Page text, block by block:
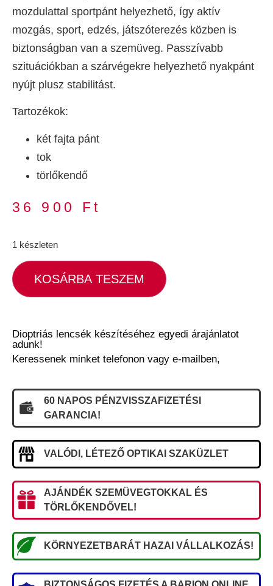
mozdulattal sportpánt helyezhető, így aktív
mozgás, sport, edzés, játszóterezés közben is
biztonságban van a szemüveg. Passzívabb
szituációkban a szárvégekre helyezhető nyakpánt
nyújt plusz stabilitást.
Tartozékok:
két fajta pánt
tok
törlőkendő
36 900 Ft
1 készleten
KOSÁRBA TESZEM
Dioptriás lencsék készítéséhez egyedi árajánlatot
adunk!
Keressenek minket telefonon vagy e-mailben,
60 NAPOS PÉNZVISSZAFIZETÉSI
GARANCIA!
VALÓDI, LÉTEZŐ OPTIKAI SZAKÜZLET
AJÁNDÉK SZEMÜVEGTOKKAL ÉS
TÖRLŐKENDŐVEL!
KÖRNYEZETBARÁT HAZAI VÁLLALKOZÁS!